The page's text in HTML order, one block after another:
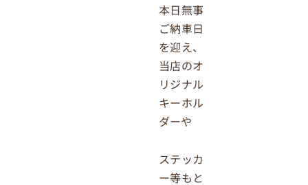
本日無事
ご納車日
を迎え、
当店のオ
リジナル
キーホル
ダーや
ステッカ
ー等もと